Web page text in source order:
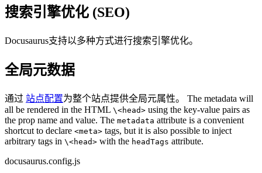
搜索引擎优化 (SEO)
Docusaurus支持以多种方式进行搜索引擎优化。
全局元数据
通过 站点配置为整个站点提供全局元属性。 The metadata will
all be rendered in the HTML \<head> using the key-value pairs as
the prop name and value. The metadata attribute is a convenient
shortcut to declare <meta> tags, but it is also possible to inject
arbitrary tags in \<head> with the headTags attribute.
docusaurus.config.js